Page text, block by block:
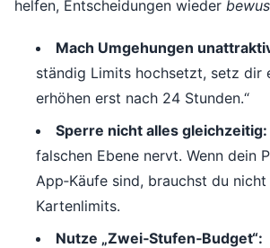
helfen, Entscheidungen wieder
Mach Umgehungen
ständig Limits hochsetzt, setz dir
erhöhen erst nach 24 Stunden.“
Sperre nicht alles gleichzeitig:
falschen Ebene nervt. Wenn dein
App‑Käufe sind, brauchst du
Kartenlimits.
Nutze „Zwei‑Stufen‑Budget“: